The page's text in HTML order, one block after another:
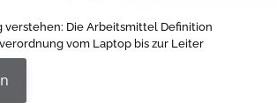
Die Arbeitsmittel Definition
vom Laptop bis zur Leiter